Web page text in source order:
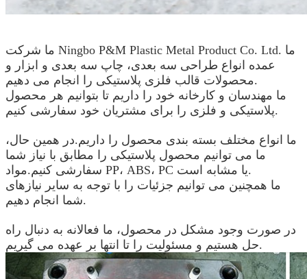
ما شرکت Ningbo P&M Plastic Metal Product Co. Ltd. ما
عمده انواع طراحی سه بعدی، چاپ سه بعدی و ابزار و
محصولات قالب فلزی پلاستیکی را انجام می دهیم.
ما مهندسان و کارخانه خود را داریم تا بتوانیم هر محصول
پلاستیکی و فلزی را برای مشتریان خود سفارشی کنیم.
ما انواع مختلف بسته بندی محصول را داریم.در همین حال،
ما می توانیم محصول پلاستیکی را مطابق با نیاز شما
سفارشی کنیم.مواد PP، ABS، PC یا مشابه است.
ما همچنین می توانیم جزئیات را با توجه به سایر نیازهای
شما انجام دهیم.
در صورت وجود مشکل در محصول، ما فعالانه به دنبال راه
حل هستیم و مسئولیت را تا انتها بر عهده می گیریم.